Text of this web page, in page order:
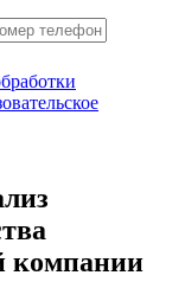
компании